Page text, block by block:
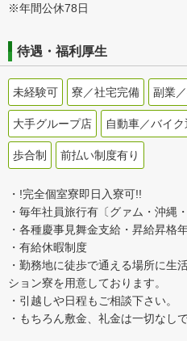
※年間公休78日
待遇・福利厚生
未経験可 寮／社宅完備 副業
大手グループ店 自動車／バイ
歩合制 前払い制度有り
・!完全個室寮即日入寮可!!
・毎年社員旅行有〔グァム・沖縄
・各種慶事見舞金支給・昇給昇格
・有給休暇制度
・勤務地に徒歩で通える場所に生
ション寮を用意しております。
・引越しや日程もご相談下さい。
・もちろん敷金、礼金は一切なしで